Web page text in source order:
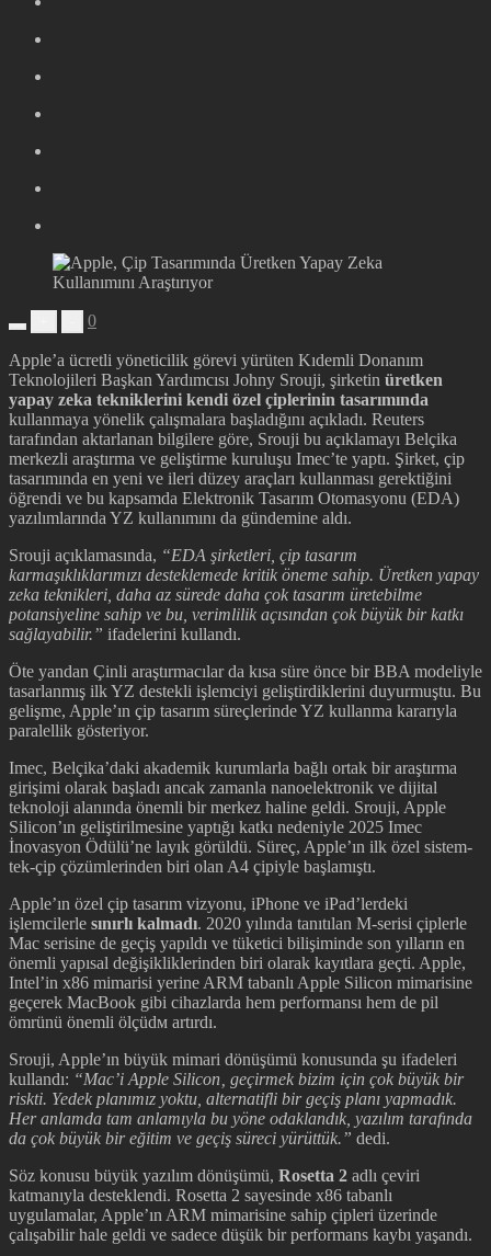
0
Apple’a ücretli yöneticilik görevi yürüten Kıdemli Donanım
Teknolojileri Başkan Yardımcısı Johny Srouji, şirketin üretken
yapay zeka tekniklerini kendi özel çiplerinin tasarımında
kullanmaya yönelik çalışmalara başladığını açıkladı. Reuters
tarafından aktarlanan bilgilere göre, Srouji bu açıklamayı Belçika
merkezli araştırma ve geliştirme kuruluşu Imec’te yaptı. Şirket, çip
tasarımında en yeni ve ileri düzey araçları kullanması gerektiğini
öğrendi ve bu kapsamda Elektronik Tasarım Otomasyonu (EDA)
yazılımlarında YZ kullanımını da gündemine aldı.
Srouji açıklamasında, “EDA şirketleri, çip tasarım
karmaşıklıklarımızı desteklemede kritik öneme sahip. Üretken yapay
zeka teknikleri, daha az sürede daha çok tasarım üretebilme
potansiyeline sahip ve bu, verimlilik açısından çok büyük bir katkı
sağlayabilir.” ifadelerini kullandı.
Öte yandan Çinli araştırmacılar da kısa süre önce bir BBA modeliyle
tasarlanmış ilk YZ destekli işlemciyi geliştirdiklerini duyurmuştu. Bu
gelişme, Apple’ın çip tasarım süreçlerinde YZ kullanma kararıyla
paralellik gösteriyor.
Imec, Belçika’daki akademik kurumlarla bağlı ortak bir araştırma
girişimi olarak başladı ancak zamanla nanoelektronik ve dijital
teknoloji alanında önemli bir merkez haline geldi. Srouji, Apple
Silicon’ın geliştirilmesine yaptığı katkı nedeniyle 2025 Imec
İnovasyon Ödülü’ne layık görüldü. Süreç, Apple’ın ilk özel sistem-
tek-çip çözümlerinden biri olan A4 çipiyle başlamıştı.
Apple’ın özel çip tasarım vizyonu, iPhone ve iPad’lerdeki
işlemcilerle sınırlı kalmadı. 2020 yılında tanıtılan M-serisi çiplerle
Mac serisine de geçiş yapıldı ve tüketici bilişiminde son yılların en
önemli yapısal değişikliklerinden biri olarak kayıtlara geçti. Apple,
Intel’in x86 mimarisi yerine ARM tabanlı Apple Silicon mimarisine
geçerek MacBook gibi cihazlarda hem performansı hem de pil
ömrünü önemli ölçüdм artırdı.
Srouji, Apple’ın büyük mimari dönüşümü konusunda şu ifadeleri
kullandı: “Mac’i Apple Silicon‚ geçirmek bizim için çok büyük bir
riskti. Yedek planımız yoktu, alternatifli bir geçiş planı yapmadık.
Her anlamda tam anlamıyla bu yöne odaklandık, yazılım tarafında
da çok büyük bir eğitim ve geçiş süreci yürüttük.” dedi.
Söz konusu büyük yazılım dönüşümü, Rosetta 2 adlı çeviri
katmanıyla desteklendi. Rosetta 2 sayesinde x86 tabanlı
uygulamalar, Apple’ın ARM mimarisine sahip çipleri üzerinde
çalışabilir hale geldi ve sadece düşük bir performans kaybı yaşandı.